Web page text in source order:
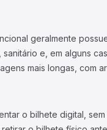
geralmente
e, em alguns
mais longas, com
o bilhete digital,